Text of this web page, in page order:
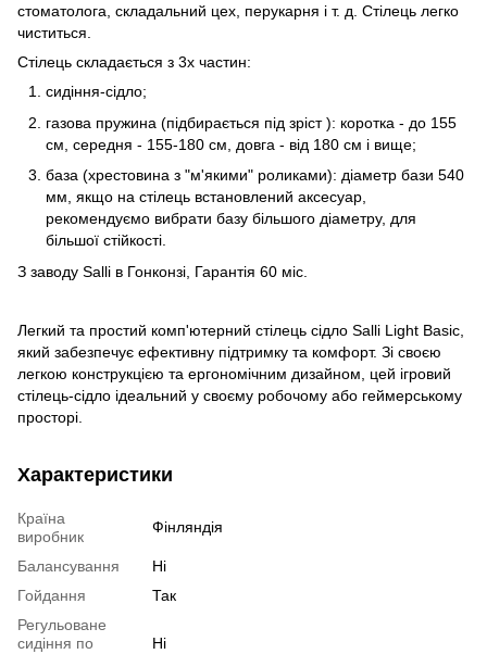
стоматолога, складальний цех, перукарня і т. д. Стілець легко
чиститься.
Стілець складається з 3х частин:
сидіння-сідло;
газова пружина (підбирається під зріст ): коротка - до 155
см, середня - 155-180 см, довга - від 180 см і вище;
база (хрестовина з "м'якими" роликами): діаметр бази 540
мм, якщо на стілець встановлений аксесуар,
рекомендуємо вибрати базу більшого діаметру, для
більшої стійкості.
З заводу Salli в Гонконзі, Гарантія 60 міс.
Легкий та простий комп'ютерний стілець сідло Salli Light Basic,
який забезпечує ефективну підтримку та комфорт. Зі своєю
легкою конструкцією та ергономічним дизайном, цей ігровий
стілець-сідло ідеальний у своєму робочому або геймерському
просторі.
Характеристики
Країна
виробник
Фінляндія
Балансування
Ні
Гойдання
Так
Регульоване
сидіння по
Ні